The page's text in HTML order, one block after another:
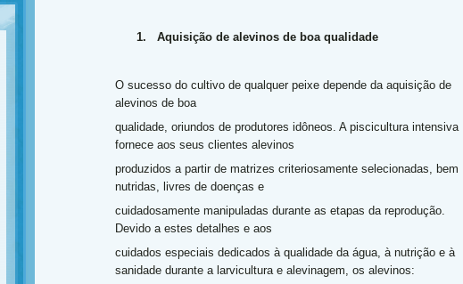
1. Aquisição de alevinos de boa qualidade
O sucesso do cultivo de qualquer peixe depende da aquisição de
alevinos de boa
qualidade, oriundos de produtores idôneos. A piscicultura intensiva
fornece aos seus clientes alevinos
produzidos a partir de matrizes criteriosamente selecionadas, bem
nutridas, livres de doenças e
cuidadosamente manipuladas durante as etapas da reprodução.
Devido a estes detalhes e aos
cuidados especiais dedicados à qualidade da água, à nutrição e à
sanidade durante a larvicultura e alevinagem, os alevinos: